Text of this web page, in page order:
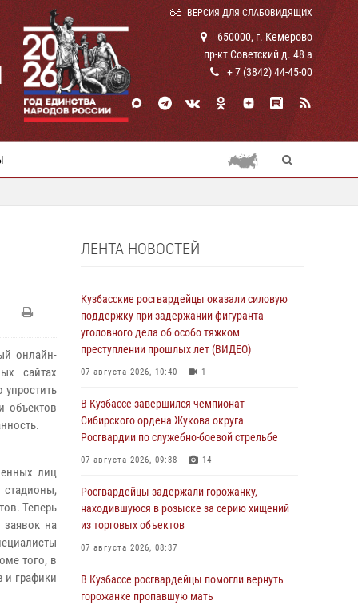
ВЕРСИЯ ДЛЯ СЛАБОВИДЯЩИХ
650000, г. Кемерово
пр-кт Советский д. 48 а
+ 7 (3842) 44-45-00
онлайн-
сайтах
упростить
объектов
лиц
Теперь
заявок на
того, в
и графики
ЛЕНТА НОВОСТЕЙ
Кузбасские росгвардейцы оказали силовую
поддержку при задержании фигуранта
уголовного дела об особо тяжком
преступлении прошлых лет (ВИДЕО)
07 августа 2026, 10:40 1
В Кузбассе завершился чемпионат
Сибирского ордена Жукова округа
Росгвардии по служебно-боевой стрельбе
07 августа 2026, 09:38 14
Росгвардейцы задержали горожанку,
находившуюся в розыске за серию хищений
из торговых объектов
07 августа 2026, 08:37
В Кузбассе росгвардейцы помогли вернуть
горожанке пропавшую мать